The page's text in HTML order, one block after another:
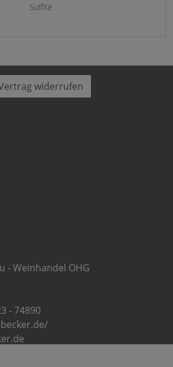
Sulfite
widerrufen
- Weinhandel OHG
- 74890